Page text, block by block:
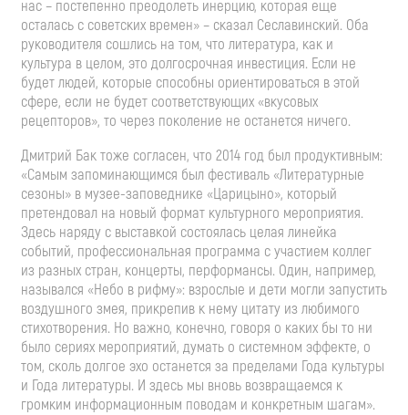
нас – постепенно преодолеть инерцию, которая еще
осталась с советских времен» – сказал Сеславинский. Оба
руководителя сошлись на том, что литература, как и
культура в целом, это долгосрочная инвестиция. Если не
будет людей, которые способны ориентироваться в этой
сфере, если не будет соответствующих «вкусовых
рецепторов», то через поколение не останется ничего.
Дмитрий Бак тоже согласен, что 2014 год был продуктивным:
«Cамым запоминающимся был фестиваль «Литературные
сезоны» в музее-заповеднике «Царицыно», который
претендовал на новый формат культурного мероприятия.
Здесь наряду с выставкой состоялась целая линейка
событий, профессиональная программа с участием коллег
из разных стран, концерты, перформансы. Один, например,
назывался «Небо в рифму»: взрослые и дети могли запустить
воздушного змея, прикрепив к нему цитату из любимого
стихотворения. Но важно, конечно, говоря о каких бы то ни
было сериях мероприятий, думать о системном эффекте, о
том, сколь долгое эхо останется за пределами Года культуры
и Года литературы. И здесь мы вновь возвращаемся к
громким информационным поводам и конкретным шагам».